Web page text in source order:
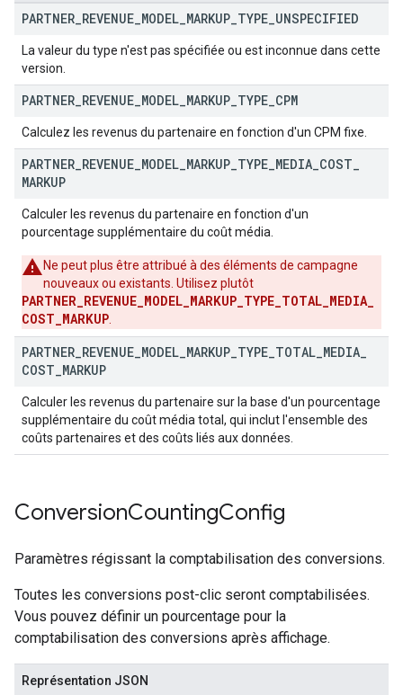
PARTNER REVENUE MODEL MARKUP TYPE UNSPECIFIED
La valeur du type n'est pas spécifiée ou est inconnue dans cette
version.
PARTNER REVENUE MODEL MARKUP TYPE CPM
Calculez les revenus du partenaire en fonction d'un CPM fixe.
PARTNER REVENUE MODEL MARKUP TYPE MEDIA COST
MARKUP
Calculer les revenus du partenaire en fonction d'un
pourcentage supplémentaire du coût média.
Ne peut plus être attribué à des éléments de campagne
nouveaux ou existants. Utilisez plutôt
PARTNER_REVENUE_MODEL_MARKUP_TYPE_TOTAL_MEDIA_
COST_MARKUP
PARTNER REVENUE MODEL MARKUP TYPE TOTAL MEDIA
COST MARKUP
Calculer les revenus du partenaire sur la base d'un pourcentage
supplémentaire du coût média total, qui inclut l'ensemble des
coûts partenaires et des coûts liés aux données.
ConversionCountingConfig
Paramètres régissant la comptabilisation des conversions.
Toutes les conversions post-clic seront comptabilisées.
Vous pouvez définir un pourcentage pour la
comptabilisation des conversions après affichage.
Représentation JSON